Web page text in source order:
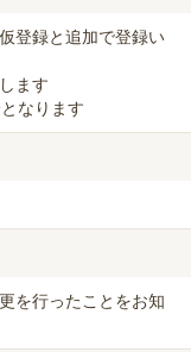
登録と追加で登録い
ます
なります
を行ったことをお知